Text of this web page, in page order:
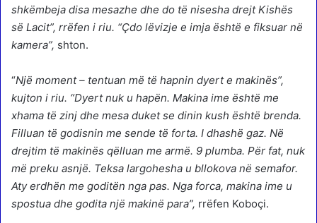
shkëmbeja disa mesazhe dhe do të nisesha drejt Kishës
së Lacit”, rrëfen i riu. “Çdo lëvizje e imja është e fiksuar në
kamera”, shton.
“Një moment – tentuan më të hapnin dyert e makinës”,
kujton i riu. “Dyert nuk u hapën. Makina ime është me
xhama të zinj dhe mesa duket se dinin kush është brenda.
Filluan të godisnin me sende të forta. I dhashë gaz. Në
drejtim të makinës qëlluan me armë. 9 plumba. Për fat, nuk
më preku asnjë. Teksa largohesha u bllokova në semafor.
Aty erdhën me goditën nga pas. Nga forca, makina ime u
spostua dhe godita një makinë para”, rrëfen Koboçi.